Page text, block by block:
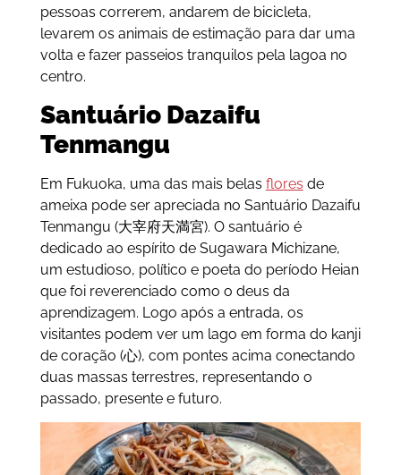
pessoas correrem, andarem de bicicleta,
levarem os animais de estimação para dar uma
volta e fazer passeios tranquilos pela lagoa no
centro.
Santuário Dazaifu
Tenmangu
Em Fukuoka, uma das mais belas flores de
ameixa pode ser apreciada no Santuário Dazaifu
Tenmangu (大宰府天満宮). O santuário é
dedicado ao espírito de Sugawara Michizane,
um estudioso, político e poeta do período Heian
que foi reverenciado como o deus da
aprendizagem. Logo após a entrada, os
visitantes podem ver um lago em forma do kanji
de coração (心), com pontes acima conectando
duas massas terrestres, representando o
passado, presente e futuro.